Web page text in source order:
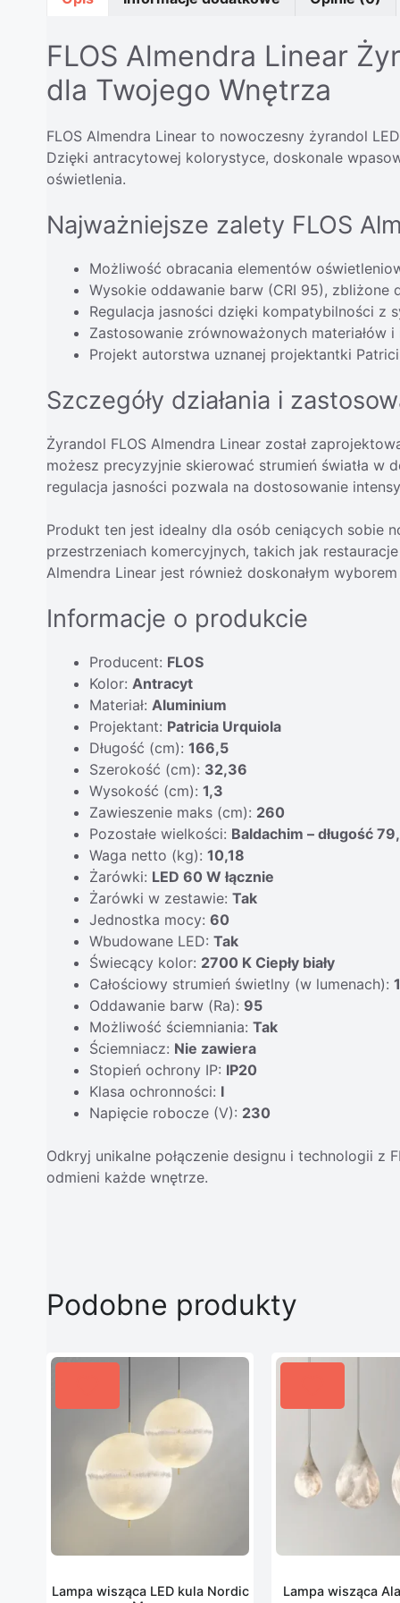
FLOS Almendra Linear
dla Twojego Wnętrza
FLOS Almendra Linear to nowoczesny żyrandol
Dzięki antracytowej kolorystyce, doskonale
oświetlenia.
Najważniejsze zalety FLOS
Możliwość obracania elementów
Wysokie oddawanie barw (CRI 95), zbliżone
Regulacja jasności dzięki kompatybilności z
Zastosowanie zrównoważonych materiałów
Projekt autorstwa uznanej projektantki
Szczegóły działania i
Żyrandol FLOS Almendra Linear został
możesz precyzyjnie skierować strumień światła w
regulacja jasności pozwala na dostosowanie
Produkt ten jest idealny dla osób ceniących sobie
przestrzeniach komercyjnych, takich jak
Almendra Linear jest również doskonałym
Informacje o produkcie
Producent: FLOS
Kolor: Antracyt
Materiał: Aluminium
Projektant: Patricia Urquiola
Długość (cm): 166,5
Szerokość (cm): 32,36
Wysokość (cm): 1,3
Zawieszenie maks (cm): 260
Pozostałe wielkości: Baldachim – długość
Waga netto (kg): 10,18
Żarówki: LED 60 W łącznie
Żarówki w zestawie: Tak
Jednostka mocy: 60
Wbudowane LED: Tak
Świecący kolor: 2700 K Ciepły biały
Całościowy strumień świetlny (w lumenach):
Oddawanie barw (Ra): 95
Możliwość ściemniania: Tak
Ściemniacz: Nie zawiera
Stopień ochrony IP: IP20
Klasa ochronności: I
Napięcie robocze (V): 230
Odkryj unikalne połączenie designu i technologii
odmieni każde wnętrze.
Podobne produkty
Lampa wisząca LED kula Nordic
Lampa wisząca